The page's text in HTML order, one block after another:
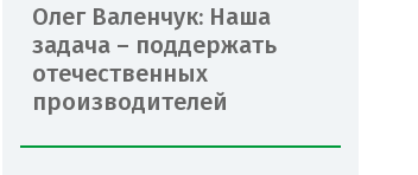
Олег Валенчук: Наша
задача – поддержать
отечественных
производителей